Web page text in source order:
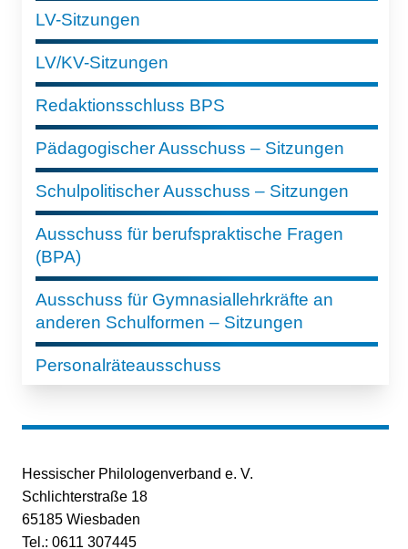
LV-Sitzungen
LV/KV-Sitzungen
Redaktionsschluss BPS
Pädagogischer Ausschuss – Sitzungen
Schulpolitischer Ausschuss – Sitzungen
Ausschuss für berufspraktische Fragen
(BPA)
Ausschuss für Gymnasiallehrkräfte an
anderen Schulformen – Sitzungen
Personalräteausschuss
Hessischer Philologenverband e. V.
Schlichterstraße 18
65185 Wiesbaden
Tel.: 0611 307445